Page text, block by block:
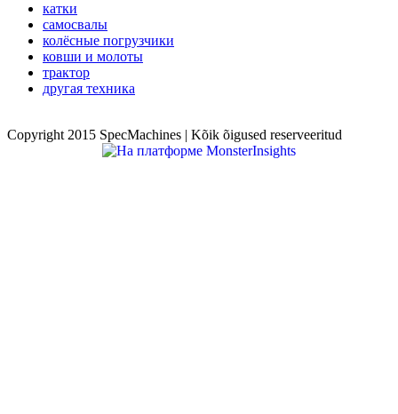
катки
самосвалы
колёсные погрузчики
ковши и молоты
трактор
другая техника
Copyright 2015 SpecMachines | Kõik õigused reserveeritud